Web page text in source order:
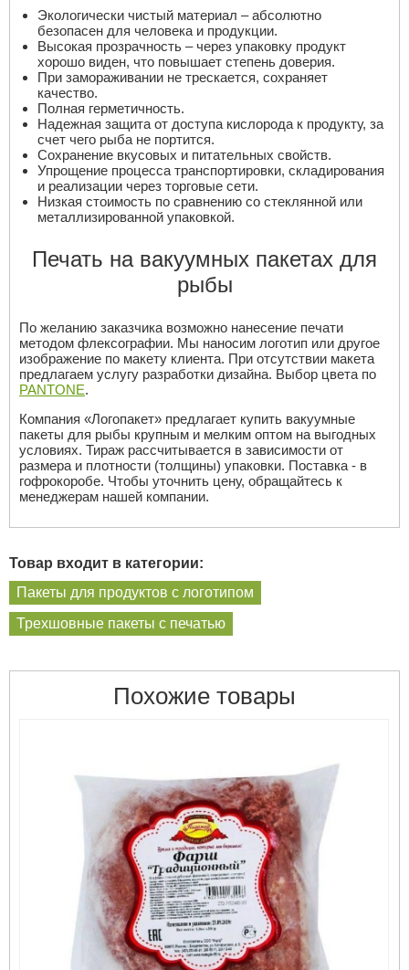
Экологически чистый материал – абсолютно
безопасен для человека и продукции.
Высокая прозрачность – через упаковку продукт
хорошо виден, что повышает степень доверия.
При замораживании не трескается, сохраняет
качество.
Полная герметичность.
Надежная защита от доступа кислорода к продукту, за
счет чего рыба не портится.
Сохранение вкусовых и питательных свойств.
Упрощение процесса транспортировки, складирования
и реализации через торговые сети.
Низкая стоимость по сравнению со стеклянной или
металлизированной упаковкой.
Печать на вакуумных пакетах для
рыбы
По желанию заказчика возможно нанесение печати
методом флексографии. Мы наносим логотип или другое
изображение по макету клиента. При отсутствии макета
предлагаем услугу разработки дизайна. Выбор цвета по
PANTONE.
Компания «Логопакет» предлагает купить вакуумные
пакеты для рыбы крупным и мелким оптом на выгодных
условиях. Тираж рассчитывается в зависимости от
размера и плотности (толщины) упаковки. Поставка - в
гофрокоробе. Чтобы уточнить цену, обращайтесь к
менеджерам нашей компании.
Товар входит в категории:
Пакеты для продуктов с логотипом
Трехшовные пакеты с печатью
Похожие товары